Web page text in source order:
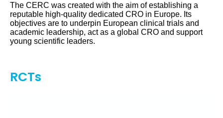
The CERC was created with the aim of establishing a
reputable high-quality dedicated CRO in Europe. Its
objectives are to underpin European clinical trials and
academic leadership, act as a global CRO and support
young scientific leaders.
RCTs